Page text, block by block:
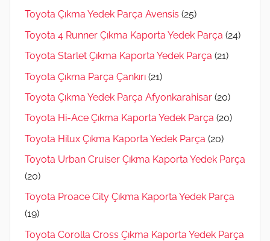
Toyota Çıkma Yedek Parça Avensis (25)
Toyota 4 Runner Çıkma Kaporta Yedek Parça (24)
Toyota Starlet Çıkma Kaporta Yedek Parça (21)
Toyota Çıkma Parça Çankırı (21)
Toyota Çıkma Yedek Parça Afyonkarahisar (20)
Toyota Hi-Ace Çıkma Kaporta Yedek Parça (20)
Toyota Hilux Çıkma Kaporta Yedek Parça (20)
Toyota Urban Cruiser Çıkma Kaporta Yedek Parça
(20)
Toyota Proace City Çıkma Kaporta Yedek Parça
(19)
Toyota Corolla Cross Çıkma Kaporta Yedek Parça